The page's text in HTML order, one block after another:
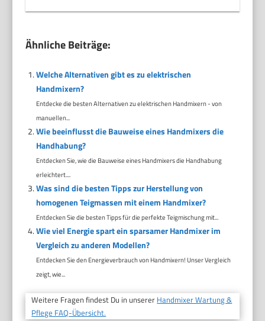
Ähnliche Beiträge:
Welche Alternativen gibt es zu elektrischen
Handmixern?
Entdecke die besten Alternativen zu elektrischen Handmixern - von
manuellen...
Wie beeinflusst die Bauweise eines Handmixers die
Handhabung?
Entdecken Sie, wie die Bauweise eines Handmixers die Handhabung
erleichtert....
Was sind die besten Tipps zur Herstellung von
homogenen Teigmassen mit einem Handmixer?
Entdecken Sie die besten Tipps für die perfekte Teigmischung mit...
Wie viel Energie spart ein sparsamer Handmixer im
Vergleich zu anderen Modellen?
Entdecken Sie den Energieverbrauch von Handmixern! Unser Vergleich
zeigt, wie...
Weitere Fragen findest Du in unserer Handmixer Wartung &
Pflege FAQ-Übersicht.